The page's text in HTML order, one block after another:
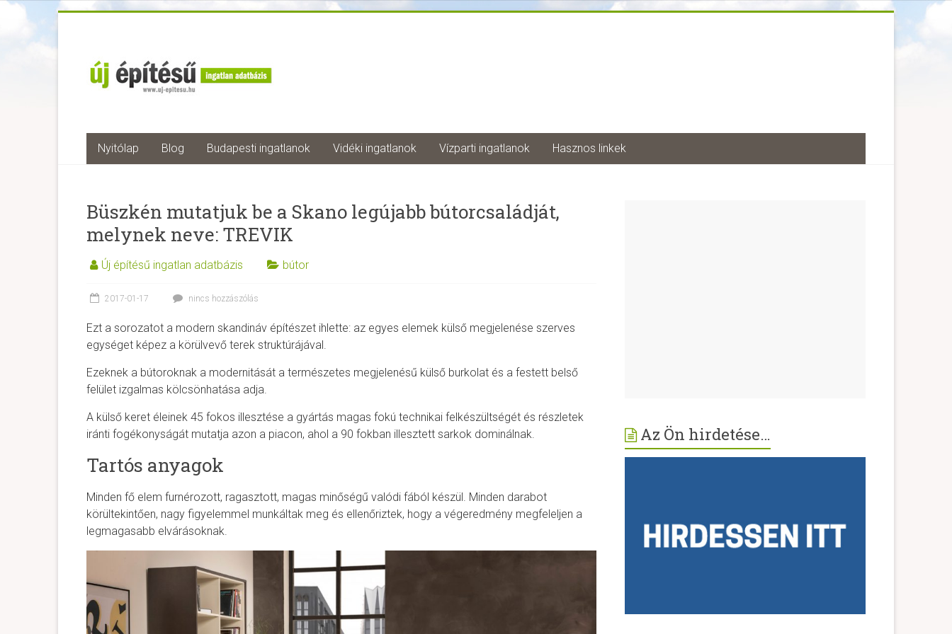
Nyitólap Blog Budapesti ingatlanok Vidéki ingatlanok Vízparti ingatlanok Hasznos linkek
Büszkén mutatjuk be a Skano legújabb bútorcsaládját,
melynek neve: TREVIK
Új építésű ingatlan adatbázis bútor
2017-01-17 nincs hozzászólás
Ezt a sorozatot a modern skandináv építészet ihlette: az egyes elemek külső megjelenése szerves
egységet képez a körülvevő terek struktúrájával.
Ezeknek a bútoroknak a modernitását a természetes megjelenésű külső burkolat és a festett belső
felület izgalmas kölcsönhatása adja.
A külső keret éleinek 45 fokos illesztése a gyártás magas fokú technikai felkészültségét és részletek
iránti fogékonyságát mutatja azon a piacon, ahol a 90 fokban illesztett sarkok dominálnak.
Tartós anyagok
Minden fő elem furnérozott, ragasztott, magas minőségű valódi fából készül. Minden darabot
körültekintően, nagy figyelemmel munkáltak meg és ellenőriztek, hogy a végeredmény megfeleljen a
legmagasabb elvárásoknak.
Az Ön hirdetése…